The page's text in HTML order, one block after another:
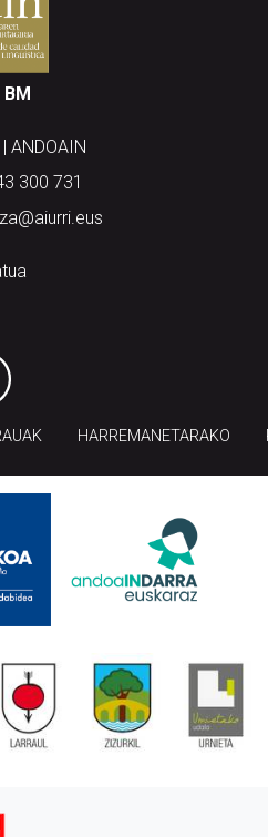
ANDOAIN
300 731
HARREMANETARAKO